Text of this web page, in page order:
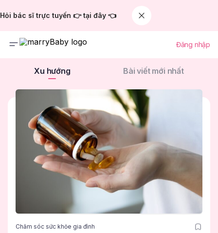
Hỏi bác sĩ trực tuyến 👉 tại đây 👈
Đăng nhập
Xu hướng Bài viết mới nhất
Chăm sóc sức khỏe gia đình